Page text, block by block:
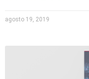
agosto 19, 2019